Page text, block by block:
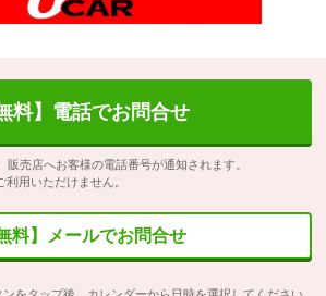
料】電話でお問合せ
販売店へお客様の電話番号が通知されます。
用いただけません。
料】メールでお問合せ